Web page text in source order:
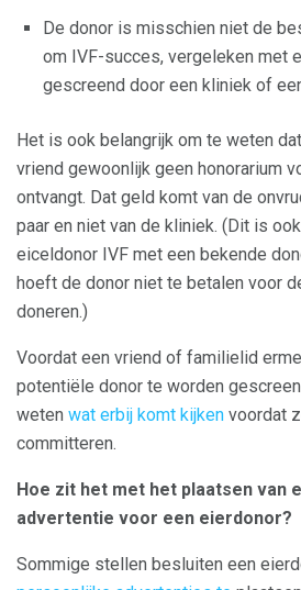
De donor is misschien niet de
om IVF-succes, vergeleken met
gescreend door een kliniek of
Het is ook belangrijk om te weten
vriend gewoonlijk geen honorarium
ontvangt. Dat geld komt van de
paar en niet van de kliniek. (Dit is
eiceldonor IVF met een bekende
hoeft de donor niet te betalen voor
doneren.)
Voordat een vriend of familielid
potentiële donor te worden
weten wat erbij komt kijken voordat
committeren.
Hoe zit het met het plaatsen van
advertentie voor een eierdonor?
Sommige stellen besluiten een